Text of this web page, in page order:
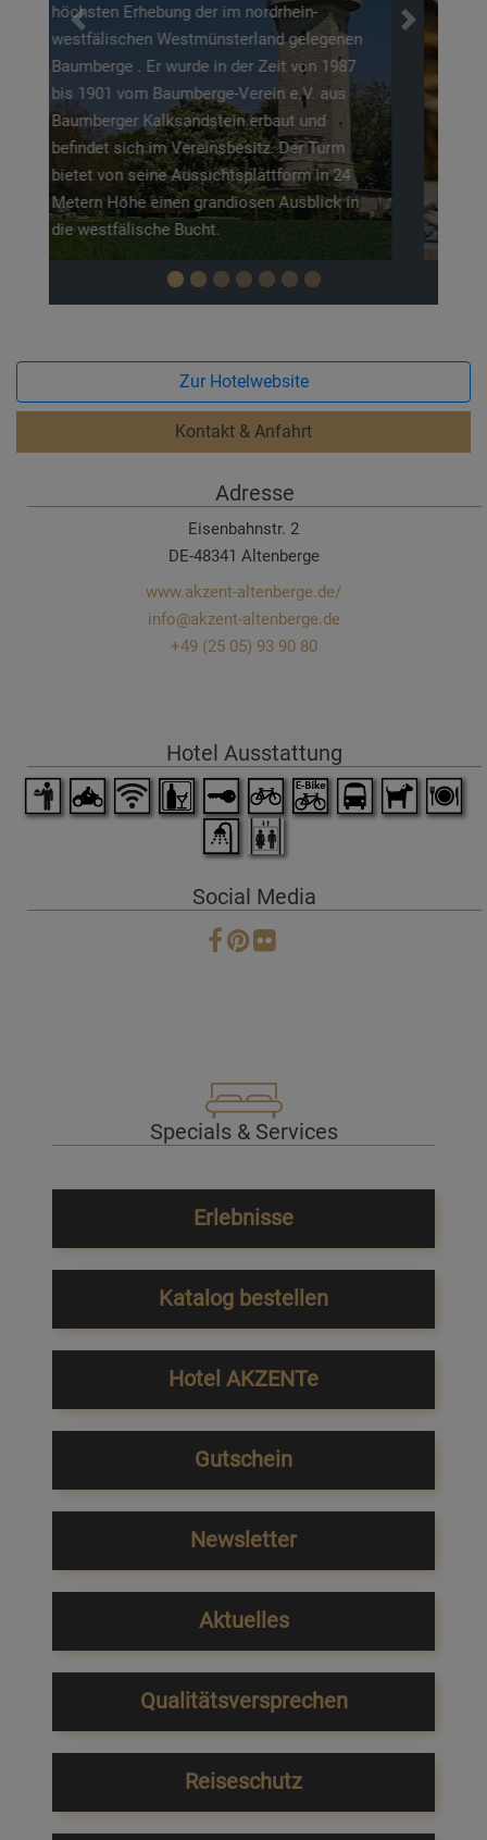
Wegenetz mit überdachten Abschnitten und
zahlreichen Tierhäusern kann man Tiere
auch bei Regen gut beobachten. Highlights
wie die tropische Meranti-Halle, die
Elefantenanlage und das integrierte
„Westfälische Pferdemuseum" machen den
Besuch direkt am Aasee zu einem
abwechslungsreichen Erlebnis für Familien
und Naturfans.
Previous Next
Zur Hotelwebsite
Kontakt & Anfahrt
Adresse
Eisenbahnstr. 2
DE-48341 Altenberge
www.akzent-altenberge.de/
info@akzent-altenberge.de
+49 (25 05) 93 90 80
Hotel Ausstattung
Social Media
Specials & Services
Erlebnisse
Katalog bestellen
Hotel AKZENTe
Gutschein
Newsletter
Aktuelles
Qualitätsversprechen
Reiseschutz